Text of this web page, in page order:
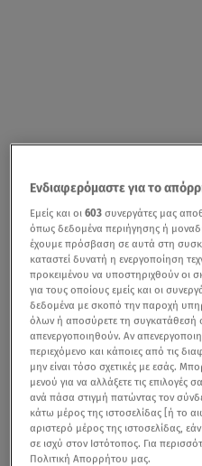
Ενδιαφερόμαστε για το
Εμείς και οι603 συνεργάτες μας
όπως δεδομένα περιήγησης ή
έχουμε πρόσβαση σε αυτά στη
καταστεί δυνατή η ενεργοποίηση
προκειμένου να υποστηριχθούν οι
για τους οποίους εμείς και οι
δεδομένα με σκοπό την παροχή
όλων ή αποσύρετε τη συγκατάθεσή
απενεργοποιηθούν. Αν
περιεχόμενο και κάποιες από τις
μην είναι τόσο σχετικές με εσάς.
μενού για να αλλάξετε τις
ανά πάσα στιγμή πατώντας τον
κάτω μέρος της ιστοσελίδας [ή το
αριστερό μέρος της ιστοσελίδας,
σε ισχύ στον Ιστότοπος. Για
Πολιτική Απορρήτου μας.